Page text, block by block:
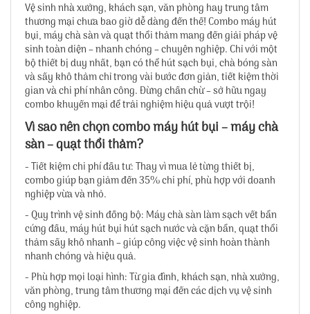
Vệ sinh nhà xưởng, khách sạn, văn phòng hay trung tâm
thương mại chưa bao giờ dễ dàng đến thế! Combo máy hút
bụi, máy chà sàn và quạt thổi thảm mang đến giải pháp vệ
sinh toàn diện – nhanh chóng – chuyên nghiệp. Chỉ với một
bộ thiết bị duy nhất, bạn có thể hút sạch bụi, chà bóng sàn
và sấy khô thảm chỉ trong vài bước đơn giản, tiết kiệm thời
gian và chi phí nhân công. Đừng chần chừ – sở hữu ngay
combo khuyến mại để trải nghiệm hiệu quả vượt trội!
Vì sao nên chọn combo máy hút bụi – máy chà
sàn – quạt thổi thảm?
- Tiết kiệm chi phí đầu tư: Thay vì mua lẻ từng thiết bị,
combo giúp bạn giảm đến 35% chi phí, phù hợp với doanh
nghiệp vừa và nhỏ.
- Quy trình vệ sinh đồng bộ: Máy chà sàn làm sạch vết bẩn
cứng đầu, máy hút bụi hút sạch nước và cặn bẩn, quạt thổi
thảm sấy khô nhanh – giúp công việc vệ sinh hoàn thành
nhanh chóng và hiệu quả.
- Phù hợp mọi loại hình: Từ gia đình, khách sạn, nhà xưởng,
văn phòng, trung tâm thương mại đến các dịch vụ vệ sinh
công nghiệp.